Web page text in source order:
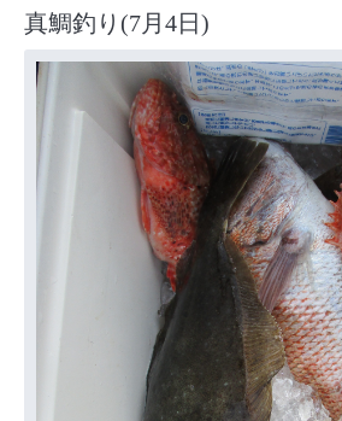
真鯛釣り(7月4日)